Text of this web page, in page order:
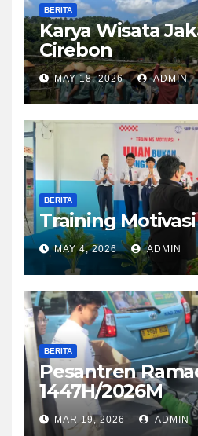
BERITA
Karya Wisata
Cirebon
MAY 18, 2026 ADMIN
BERITA
Training Motivasi
MAY 4, 2026 ADMIN
BERITA
Pesantren
1447H/2026M
MAR 19, 2026 ADMIN